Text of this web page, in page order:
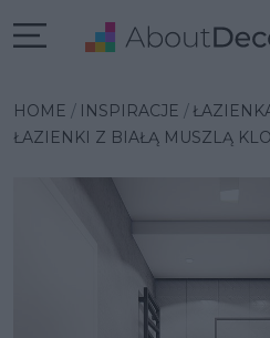
HOME INSPIRACJE
ŁAZIENKI Z BIAŁĄ MUSZLĄ